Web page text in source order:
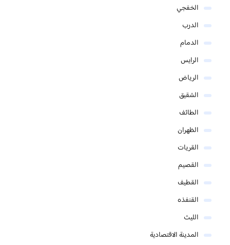
الخفجي
الدرب
الدمام
الرايس
الرياض
الشقيق
الطائف
الظهران
القريات
القصيم
القطيف
القنفذه
الليث
المدينة الاقتصادية